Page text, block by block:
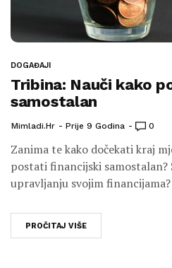
DOGAĐAJI
Tribina: Nauči kako
samostalan
Mimladi.hr Prije 9 Godina 0
Zanima te kako dočekati kraj
postati financijski
upravljanju svojim financijama?
PROČITAJ VIŠE